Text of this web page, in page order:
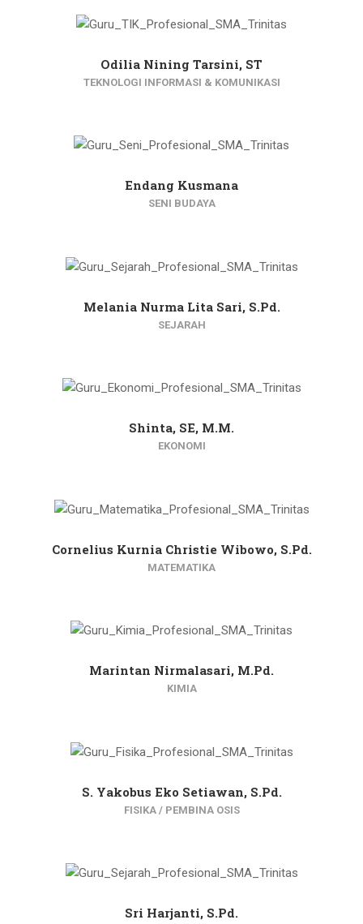
Odilia Nining Tarsini, ST
TEKNOLOGI INFORMASI & KOMUNIKASI
Endang Kusmana
SENI BUDAYA
Melania Nurma Lita Sari, S.Pd.
SEJARAH
Shinta, SE, M.M.
EKONOMI
Cornelius Kurnia Christie Wibowo, S.Pd.
MATEMATIKA
Marintan Nirmalasari, M.Pd.
KIMIA
S. Yakobus Eko Setiawan, S.Pd.
FISIKA / PEMBINA OSIS
Sri Harjanti, S.Pd.